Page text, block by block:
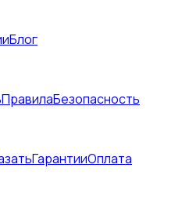
Блог
ПравилаБезопасность
ГарантииОплата